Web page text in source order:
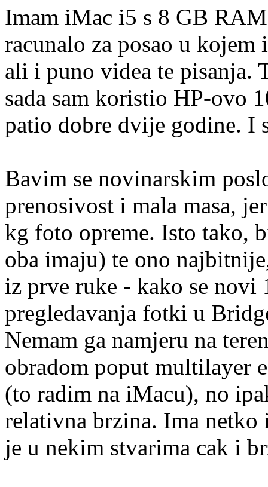
Imam iMac i5 s 8 GB
racunalo za posao u
ali i puno videa te pisanja.
sada sam koristio HP-ovo
patio dobre dvije godine. I
Bavim se novinarskim
prenosivost i mala masa,
kg foto opreme. Isto tako,
oba imaju) te ono
iz prve ruke - kako se novi
pregledavanja fotki u
Nemam ga namjeru na
obradom poput multilayer
(to radim na iMacu), no
relativna brzina. Ima
je u nekim stvarima cak i